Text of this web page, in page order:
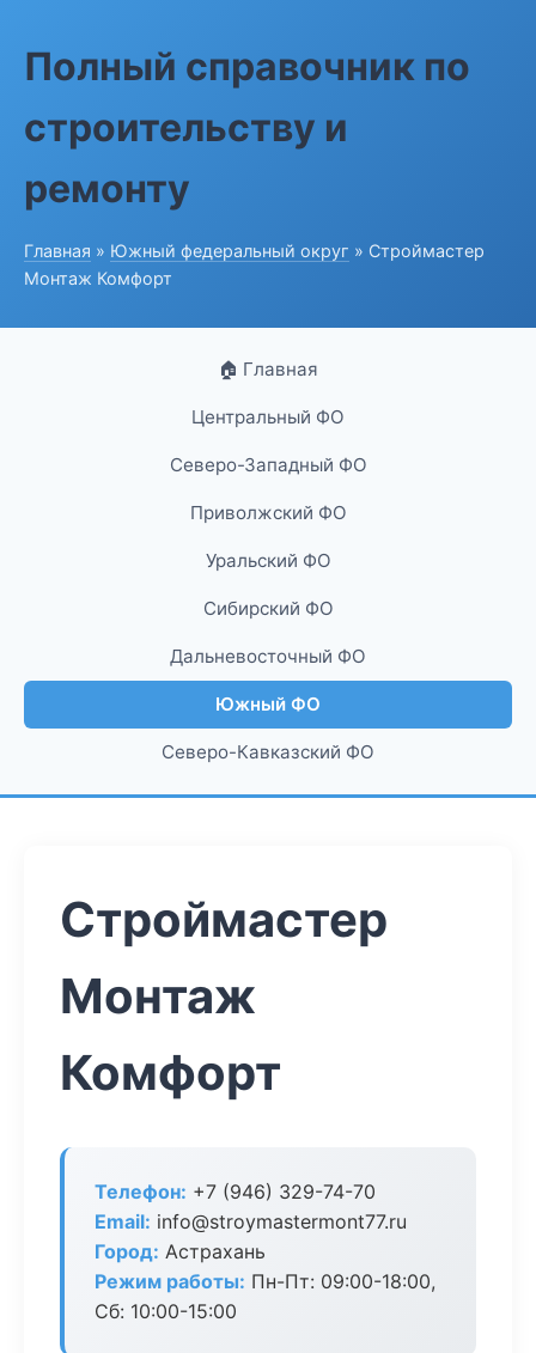
Полный справочник по
строительству и
ремонту
Главная » Южный федеральный округ » Строймастер
Монтаж Комфорт
🏠 Главная
Центральный ФО
Северо-Западный ФО
Приволжский ФО
Уральский ФО
Сибирский ФО
Дальневосточный ФО
Южный ФО
Северо-Кавказский ФО
Строймастер
Монтаж
Комфорт
Телефон: +7 (946) 329-74-70
Email: info@stroymastermont77.ru
Город: Астрахань
Режим работы: Пн-Пт: 09:00-18:00,
Сб: 10:00-15:00